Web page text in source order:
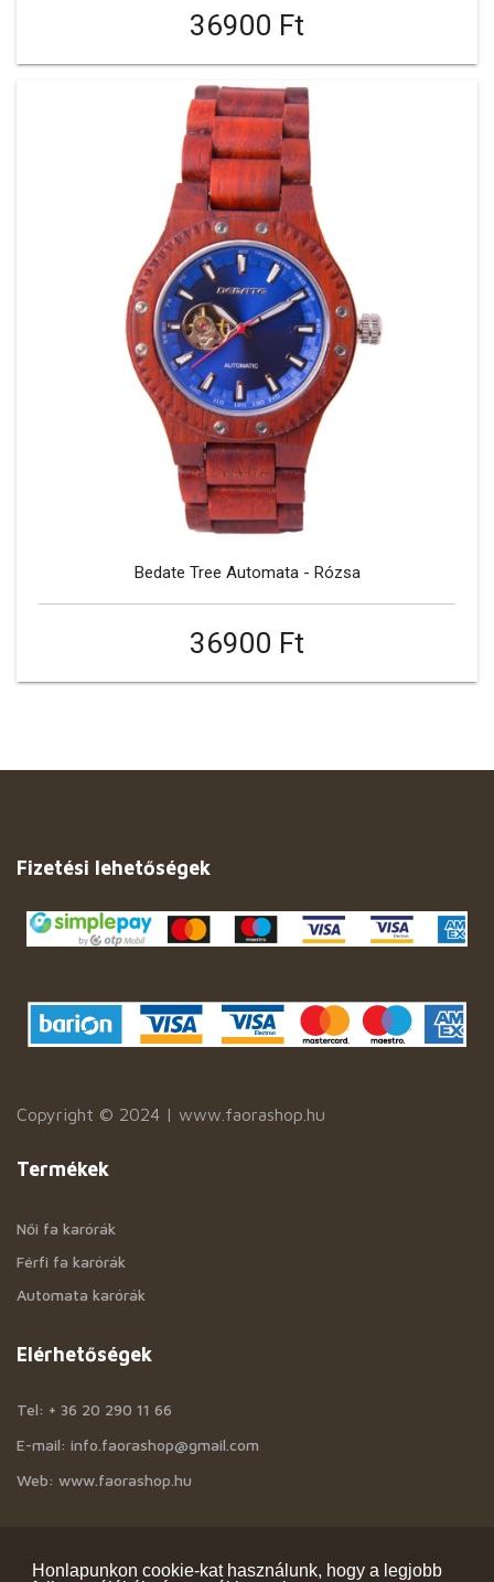
Honlapunkon cookie-kat használunk, hogy a legjobb
36900 Ft
Bedate Tree Automata - Rózsa
36900 Ft
Fizetési lehetőségek
Copyright © 2024 | www.faorashop.hu
Termékek
Női fa karórák
Férfi fa karórák
Automata karórák
Elérhetőségek
Tel: + 36 20 290 11 66
E-mail: info.faorashop@gmail.com
Web: www.faorashop.hu